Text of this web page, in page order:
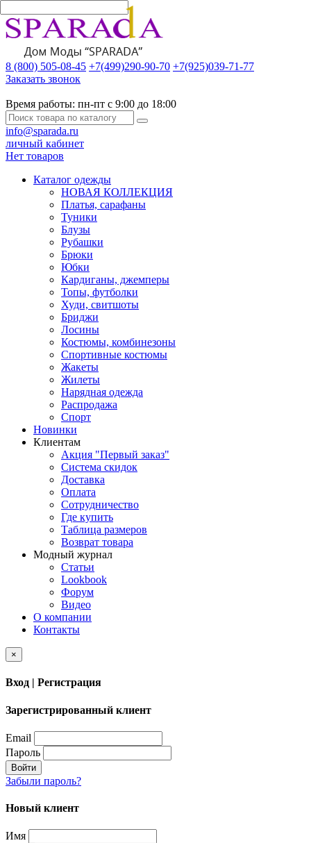
8 (800) 505-08-45 +7(499)290-90-70 +7(925)039-71-77
Заказать звонок
Время работы: пн-пт с 9:00 до 18:00
info@sparada.ru
личный кабинет
Нет товаров
Каталог одежды
НОВАЯ КОЛЛЕКЦИЯ
Платья, сарафаны
Туники
Блузы
Рубашки
Брюки
Юбки
Кардиганы, джемперы
Топы, футболки
Худи, свитшоты
Бриджи
Лосины
Костюмы, комбинезоны
Спортивные костюмы
Жакеты
Жилеты
Нарядная одежда
Распродажа
Спорт
Новинки
Клиентам
Акция "Первый заказ"
Система скидок
Доставка
Оплата
Сотрудничество
Где купить
Таблица размеров
Возврат товара
Модный журнал
Статьи
Lookbook
Форум
Видео
О компании
Контакты
×
Вход | Регистрация
Зарегистрированный клиент
Email
Пароль
Войти
Забыли пароль?
Новый клиент
Имя